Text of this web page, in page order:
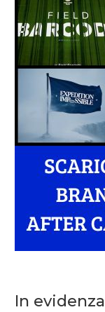
In evidenza